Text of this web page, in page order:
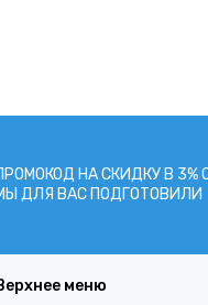
НА СКИДКУ В
ДЛЯ ВАС ПОДГОТОВИЛИ
меню